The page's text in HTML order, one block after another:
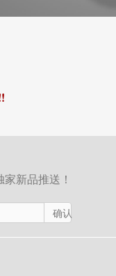
新品推送！
确认